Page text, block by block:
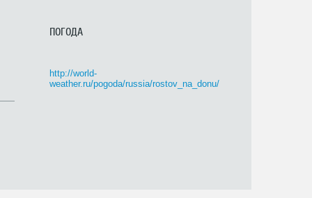
ПОГОДА
http://world-
weather.ru/pogoda/russia/rostov_na_donu/